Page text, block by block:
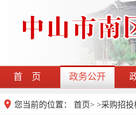
首 页 政务公开
您当前的位置： 首页> >采购招投